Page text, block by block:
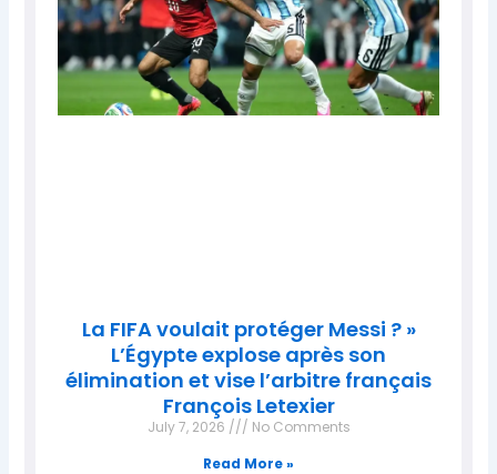
La FIFA voulait protéger Messi ? »
L’Égypte explose après son
élimination et vise l’arbitre français
François Letexier
July 7, 2026
No Comments
Read More »